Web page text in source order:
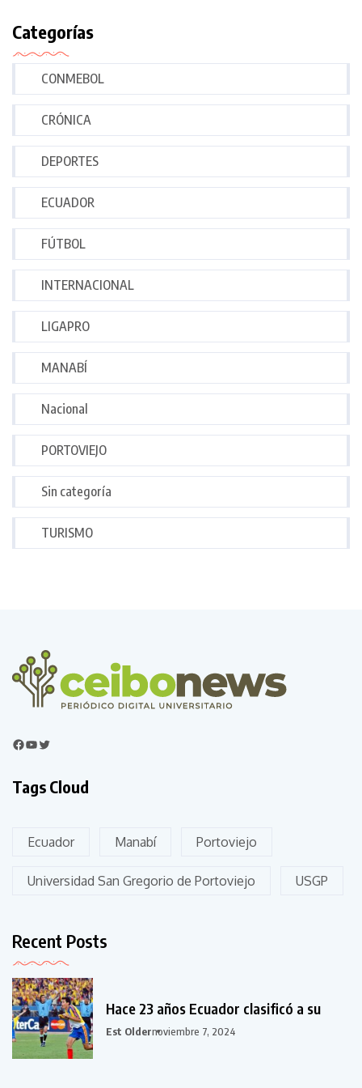
Categorías
CONMEBOL
CRÓNICA
DEPORTES
ECUADOR
FÚTBOL
INTERNACIONAL
LIGAPRO
MANABÍ
Nacional
PORTOVIEJO
Sin categoría
TURISMO
Tags Cloud
Ecuador Manabí Portoviejo
Universidad San Gregorio de Portoviejo USGP
Recent Posts
Hace 23 años Ecuador clasificó a su
Est Oldernoviembre 7, 2024